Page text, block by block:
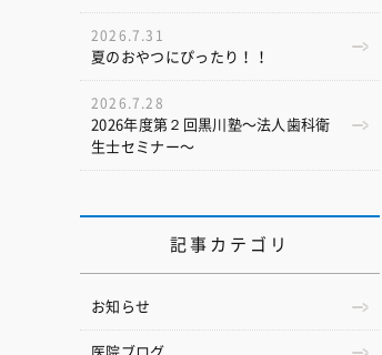
2026.7.31
夏のおやつにぴったり！！
2026.7.28
2026年度第２回黒川塾〜法人歯科衛
生士セミナー〜
記事カテゴリ
お知らせ